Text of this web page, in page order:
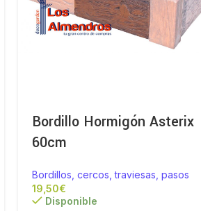
Bordillo Hormigón Asterix
60cm
Bordillos, cercos, traviesas, pasos
€
Disponible